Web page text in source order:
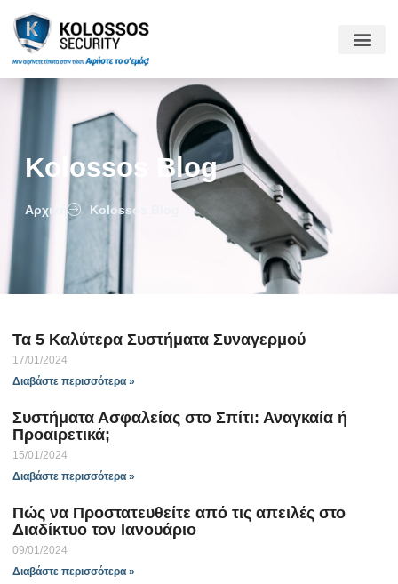
Kolossos Blog
Αρχική Kolossos Blog
Τα 5 Καλύτερα Συστήματα Συναγερμού
17/01/2024
Διαβάστε περισσότερα »
Συστήματα Ασφαλείας στο Σπίτι: Αναγκαία ή
Προαιρετικά;
15/01/2024
Διαβάστε περισσότερα »
Πώς να Προστατευθείτε από τις απειλές στο
Διαδίκτυο τον Ιανουάριο
09/01/2024
Διαβάστε περισσότερα »